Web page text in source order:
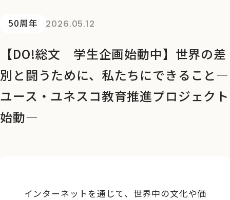
50周年 2026.05.12
【DO!総文 学生企画始動中】世界の差
別と闘うために、私たちにできること―
ユース・ユネスコ教育推進プロジェクト
始動―
インターネットを通じて、世界中の文化や価